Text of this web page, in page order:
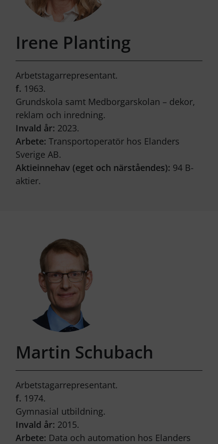
Irene Planting
Arbetstagarrepresentant.
f. 1963.
Grundskola samt Medborgarskolan – dekor,
reklam och inredning.
Invald år: 2023.
Arbete: Transportoperatör hos Elanders
Sverige AB.
Aktieinnehav (eget och närståendes): 94 B-
aktier.
Martin Schubach
Arbetstagarrepresentant.
f. 1974.
Gymnasial utbildning.
Invald år: 2015.
Arbete: Data och automation hos Elanders